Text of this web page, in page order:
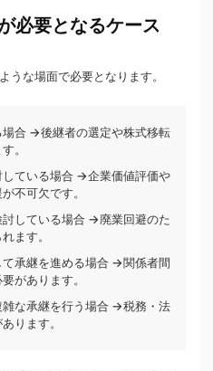
必要となるケース
うな場面で必要となります。
合 →後継者の選定や株式移転
。
している場合 →企業価値評価や
不可欠です。
している場合 →廃業回避のた
ます。
承継を進める場合 →関係者間
があります。
な承継を行う場合 →税務・法
ります。